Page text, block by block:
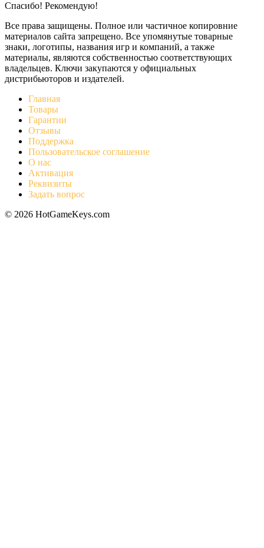
Спасибо! Рекомендую!
Все права защищены. Полное или частичное копировние
материалов сайта запрещено. Все упомянутые товарные
знаки, логотипы, названия игр и компаний, а также
материалы, являются собственностью соответствующих
владельцев. Ключи закупаются у официальных
дистрибьюторов и издателей.
Главная
Товары
Гарантии
Отзывы
Поддержка
Пользовательское соглашение
О нас
Активация
Реквизиты
Задать вопрос
© 2026 HotGameKeys.com